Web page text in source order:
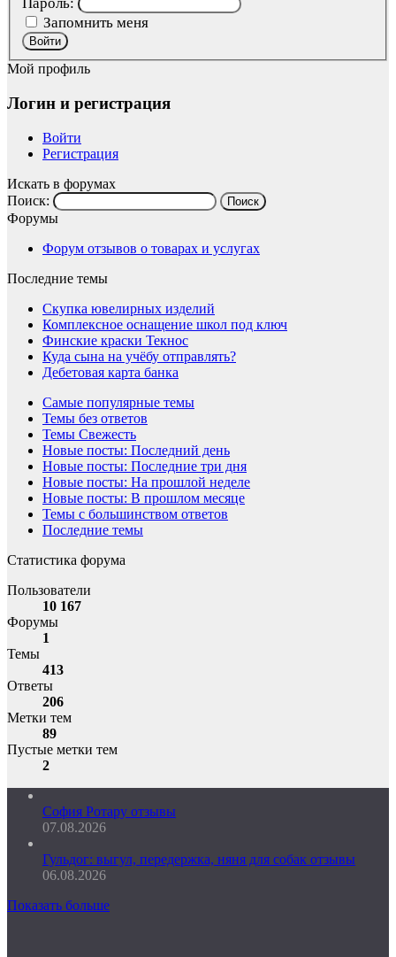
Запомнить меня
Войти
Мой профиль
Логин и регистрация
Войти
Регистрация
Искать в форумах
Поиск:
Форумы
Форум отзывов о товарах и услугах
Последние темы
Скупка ювелирных изделий
Комплексное оснащение школ под ключ
Финские краски Текнос
Куда сына на учёбу отправлять?
Дебетовая карта банка
Самые популярные темы
Темы без ответов
Темы Свежесть
Новые посты: Последний день
Новые посты: Последние три дня
Новые посты: На прошлой неделе
Новые посты: В прошлом месяце
Темы с большинством ответов
Последние темы
Статистика форума
Пользователи
10 167
Форумы
1
Темы
413
Ответы
206
Метки тем
89
Пустые метки тем
2
София Ротару отзывы
07.08.2026
Гульдог: выгул, передержка, няня для собак отзывы
06.08.2026
Показать больше